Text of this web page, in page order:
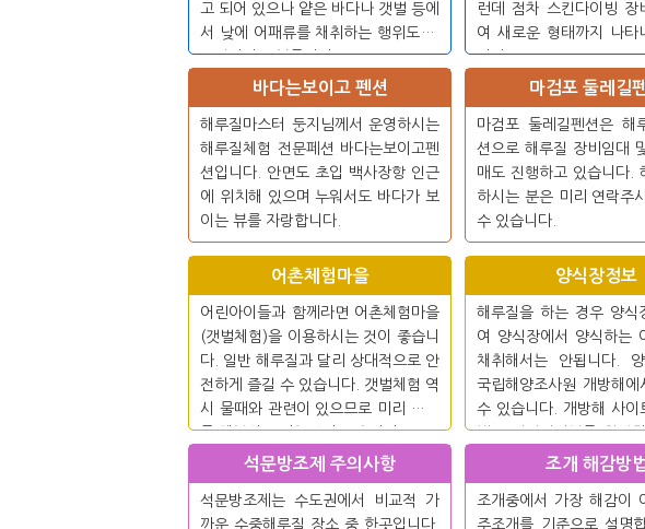
고 되어 있으나 얕은 바다나 갯벌 등에
서 낮에 어패류를 채취하는 행위도 해
루질이라고 부릅니다.
런데 점차 스킨다이빙 장
여 새로운 형태까지 나타
니다.
바다는보이고 펜션
해루질마스터 둥지님께서 운영하시는
해루질체험 전문페션 바다는보이고펜
션입니다. 안면도 초입 백사장항 인근
에 위치해 있으며 누워서도 바다가 보
이는 뷰를 자랑합니다.
마검포 둘레길
마검포 둘레길펜션은 해
션으로 해루질 장비임대
매도 진행하고 있습니다.
하시는 분은 미리 연락주
수 있습니다.
어촌체험마을
어린아이들과 함께라면 어촌체험마을
(갯벌체험)을 이용하시는 것이 좋습니
다. 일반 해루질과 달리 상대적으로 안
전하게 즐길 수 있습니다. 갯벌체험 역
시 물때와 관련이 있으므로 미리 전화
를 해보시고 가는것이 좋습니다.
양식장정보
해루질을 하는 경우 양식
여 양식장에서 양식하는
채취해서는 안됩니다. 양
국립해양조사원 개방해에
수 있습니다. 개방해 사이
별로 양식장정보를 확인
며 해당양식장의 정보를
종 확인이 가능합니다.
석문방조제 주의사항
석문방조제는 수도권에서 비교적 가
까운 수중해루질 장소 중 한곳입니다.
조개 해감방
조개중에서 가장 해감이
주조개를 기준으로 설명